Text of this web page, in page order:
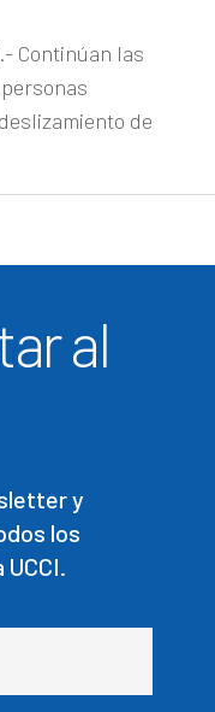
Continúan las
de
al
y
los